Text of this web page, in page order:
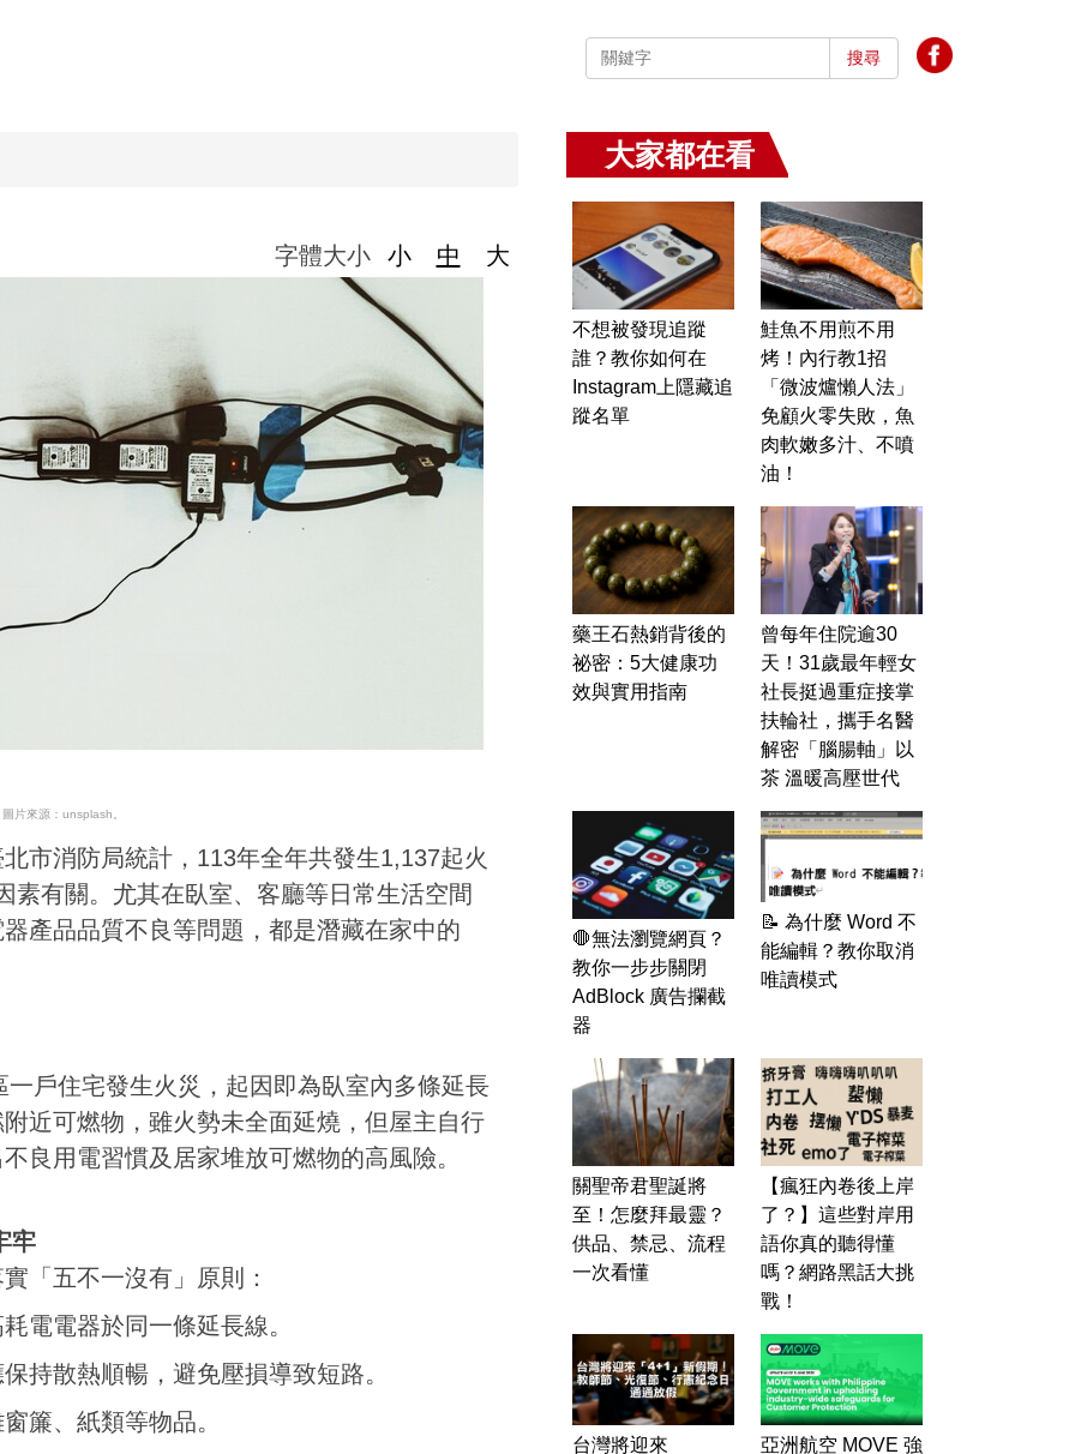
搜尋
字體大小 小 中 大
圖片來源：unsplash。
市消防局統計，113年全年共發生1,137起火
素有關。尤其在臥室、客廳等日常生活空間
產品品質不良等問題，都是潛藏在家中的
戶住宅發生火災，起因即為臥室內多條延長
近可燃物，雖火勢未全面延燒，但屋主自行
良用電習慣及居家堆放可燃物的高風險。
牢
「五不一沒有」原則：
電電器於同一條延長線。
持散熱順暢，避免壓損導致短路。
簾、紙類等物品。
大家都在看
不想被發現追蹤
誰？教你如何在
Instagram上隱藏追
蹤名單
鮭魚不用煎不用
烤！內行教1招
「微波爐懶人法」
免顧火零失敗，魚
肉軟嫩多汁、不噴
油！
藥王石熱銷背後的
祕密：5大健康功
效與實用指南
曾每年住院逾30
天！31歲最年輕女
社長挺過重症接掌
扶輪社，攜手名醫
解密「腦腸軸」以
茶 溫暖高壓世代
🛑無法瀏覽網頁？
教你一步步關閉
AdBlock 廣告攔截
器
📝 為什麼 Word 不
能編輯？教你取消
唯讀模式
關聖帝君聖誕將
至！怎麼拜最靈？
供品、禁忌、流程
一次看懂
【瘋狂內卷後上岸
了？】這些對岸用
語你真的聽得懂
嗎？網路黑話大挑
戰！
台灣將迎來
亞洲航空 MOVE 強